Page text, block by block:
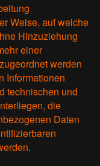
Weise, auf welche
Hinzuziehung
einer
werden
Informationen
technischen und
die
Daten